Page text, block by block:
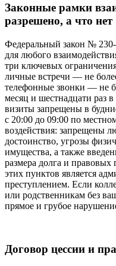
Законные рамки
разрешено, а что нет
Федеральный закон № 230-
для любого
три ключевых
личные встречи — не
телефонные звонки — не
месяц и шестнадцати раз
визиты запрещены в
с 20:00 до 09:00 по
воздействия: запрещены
достоинство, угрозы
имущества, а также
размера долга и
этих пунктов является
преступлением. Если
или родственникам без
прямое и грубое
Договор цессии и